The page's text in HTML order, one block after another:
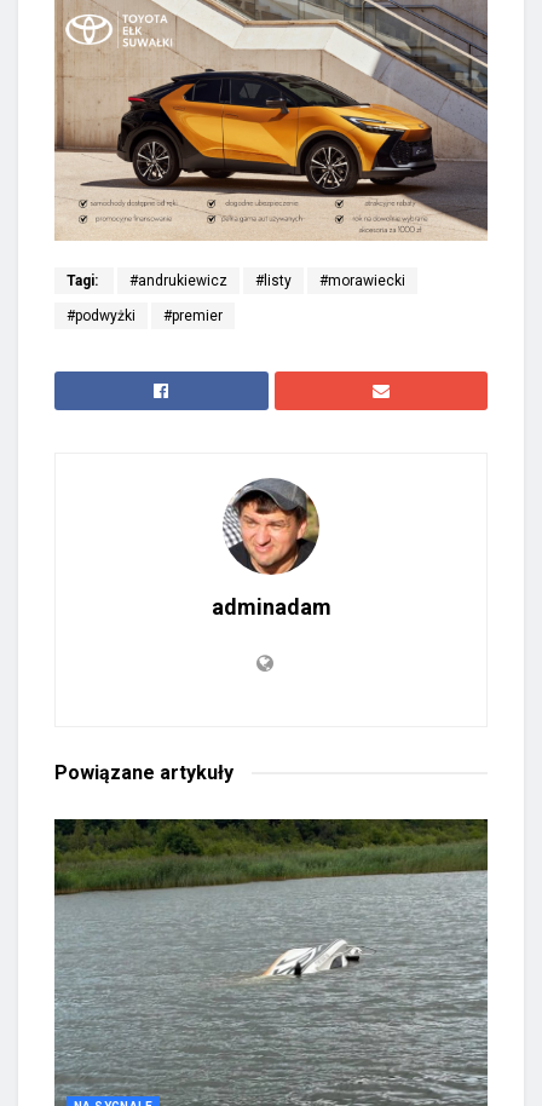
Tagi: #andrukiewicz #listy #morawiecki
#podwyżki #premier
adminadam
Powiązane artykuły